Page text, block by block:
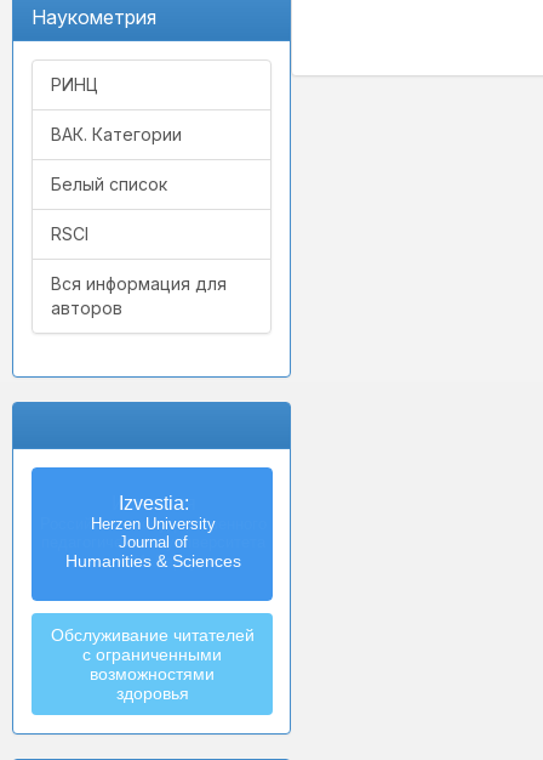
Наукометрия
РИНЦ
ВАК. Категории
Белый список
RSCI
Вся информация для
авторов
Izvestia:
Herzen University
Journal of
Humanities & Sciences
Обслуживание читателей
с ограниченными
возможностями
здоровья